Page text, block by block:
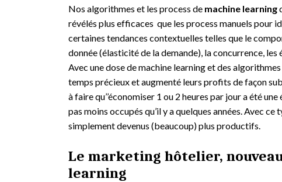
Nos algorithmes et les process de machine learning
révélés plus efficaces que les process manuels pour
certaines tendances contextuelles telles que le
donnée (élasticité de la demande), la concurrence,
Avec une dose de machine learning et des
temps précieux et augmenté leurs profits de façon
à faire qu’’économiser 1 ou 2 heures par jour a été
pas moins occupés qu’il y a quelques années. Avec
simplement devenus (beaucoup) plus productifs.
Le marketing hôtelier,
learning